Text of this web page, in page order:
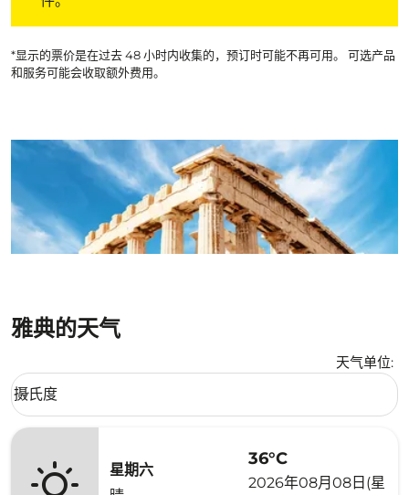
*显示的票价是在过去 48 小时内收集的，预订时可能不再可用。 可选产品
和服务可能会收取额外费用。
雅典的天气
天气单位:
Weather unit option 摄氏度 Selected
摄氏度
keyboard_arrow_down
星期六
36°C
2026年08月08日(星